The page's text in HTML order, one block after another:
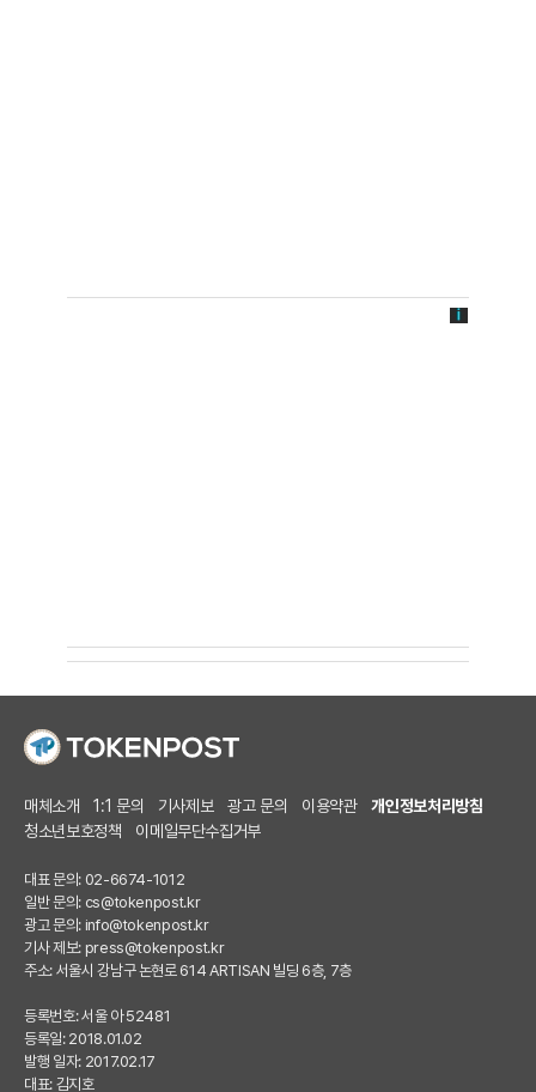
매체소개 1:1 문의 기사제보 광고 문의 이용약관
개인정보처리방침
청소년보호정책
이메일무단수집거부
대표 문의: 02-6674-1012
일반 문의: cs@tokenpost.kr
광고 문의: info@tokenpost.kr
기사 제보: press@tokenpost.kr
주소: 서울시 강남구 논현로 614 ARTISAN 빌딩 6층, 7층
등록번호: 서울 아 52481
등록일: 2018.01.02
발행 일자: 2017.02.17
대표: 김지호